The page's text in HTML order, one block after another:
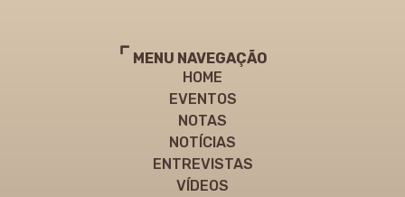
MENU NAVEGAÇÃO
HOME
EVENTOS
NOTAS
NOTÍCIAS
ENTREVISTAS
VÍDEOS